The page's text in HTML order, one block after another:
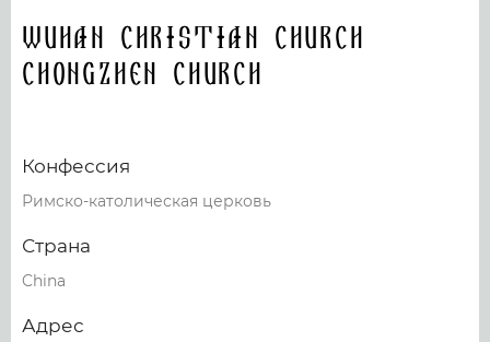
Wuhan Christian Church
Chongzhen Church
Конфессия
Римско-католическая церковь
Страна
China
Адрес